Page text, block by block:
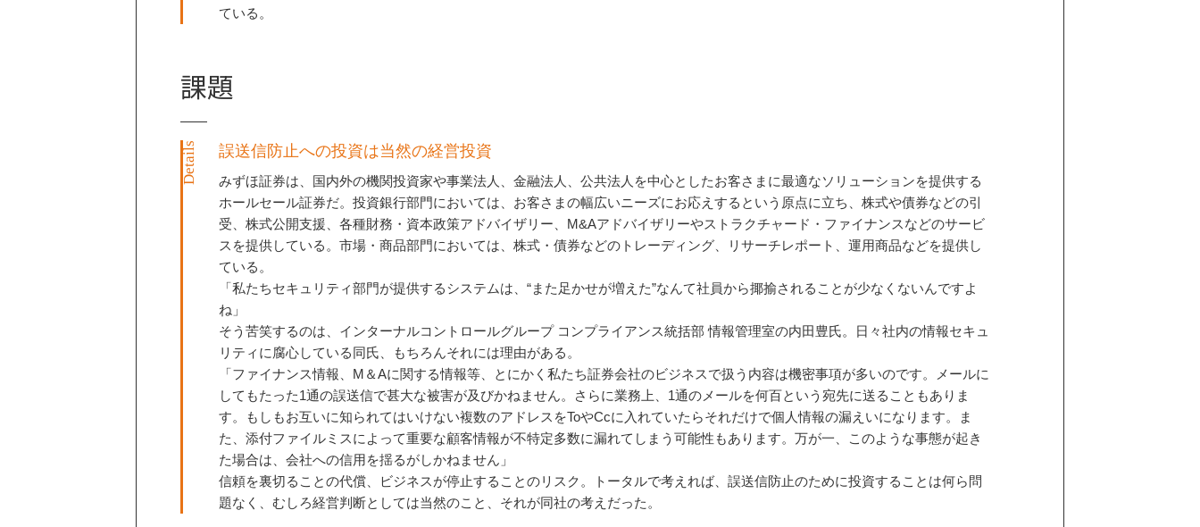
ている。
課題
誤送信防止への投資は当然の経営投資
みずほ証券は、国内外の機関投資家や事業法人、金融法人、公共法人を中心としたお客さまに最適なソリューションを提供する
ホールセール証券だ。投資銀行部門においては、お客さまの幅広いニーズにお応えするという原点に立ち、株式や債券などの引
受、株式公開支援、各種財務・資本政策アドバイザリー、M&Aアドバイザリーやストラクチャード・ファイナンスなどのサービ
スを提供している。市場・商品部門においては、株式・債券などのトレーディング、リサーチレポート、運用商品などを提供し
ている。
「私たちセキュリティ部門が提供するシステムは、“また足かせが増えた”なんて社員から揶揄されることが少なくないんですよ
ね」
そう苦笑するのは、インターナルコントロールグループ コンプライアンス統括部 情報管理室の内田豊氏。日々社内の情報セキュ
リティに腐心している同氏、もちろんそれには理由がある。
「ファイナンス情報、M＆Aに関する情報等、とにかく私たち証券会社のビジネスで扱う内容は機密事項が多いのです。メールに
してもたった1通の誤送信で甚大な被害が及びかねません。さらに業務上、1通のメールを何百という宛先に送ることもありま
す。もしもお互いに知られてはいけない複数のアドレスをToやCcに入れていたらそれだけで個人情報の漏えいになります。ま
た、添付ファイルミスによって重要な顧客情報が不特定多数に漏れてしまう可能性もあります。万が一、このような事態が起き
た場合は、会社への信用を揺るがしかねません」
信頼を裏切ることの代償、ビジネスが停止することのリスク。トータルで考えれば、誤送信防止のために投資することは何ら問
題なく、むしろ経営判断としては当然のこと、それが同社の考えだった。